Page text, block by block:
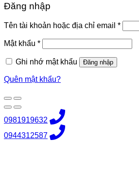
Đăng nhập
Tên tài khoản hoặc địa chỉ email *Bắt
buộc
Mật khẩu *Bắt
buộc
Ghi nhớ mật khẩu
Đăng nhập
Quên mật khẩu?
0981919632
0944312587